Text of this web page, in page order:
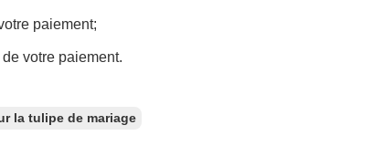
paiement;
votre paiement.
la tulipe de mariage